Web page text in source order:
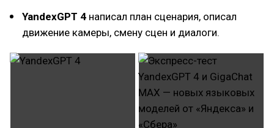
YandexGPT 4 написал план сценария, описал
движение камеры, смену сцен и диалоги.